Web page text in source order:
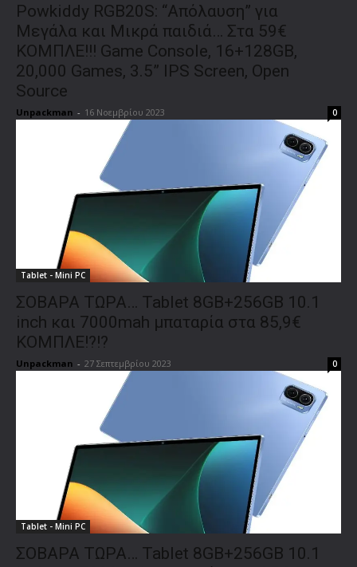
Powkiddy RGB20S: “Απόλαυση” για
Μεγάλα και Μικρά παιδιά… Στα 59€
ΚΟΜΠΛΕ!!! Game Console, 16+128GB,
20,000 Games, 3.5” IPS Screen, Open
Source
Unpackman - 16 Νοεμβρίου 2023 0
Tablet - Mini PC
ΣΟΒΑΡΑ ΤΩΡΑ… Tablet 8GB+256GB 10.1
inch και 7000mah μπαταρία στα 85,9€
ΚΟΜΠΛΕ!?!?
Unpackman - 27 Σεπτεμβρίου 2023 0
Tablet - Mini PC
ΣΟΒΑΡΑ ΤΩΡΑ… Tablet 8GB+256GB 10.1